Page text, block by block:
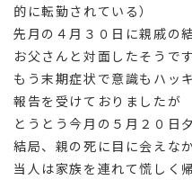
的に転勤されている）
先月の４月３０日に親戚の
お父さんと対面したそうで
もう末期症状で意識もハッ
報告を受けておりましたが
とうとう今月の５月２０日
結局、親の死に目に会えな
当人は家族を連れて慌しく